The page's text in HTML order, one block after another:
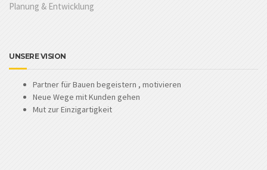
Planung & Entwicklung
UNSERE VISION
Partner für Bauen begeistern , motivieren
Neue Wege mit Kunden gehen
Mut zur Einzigartigkeit